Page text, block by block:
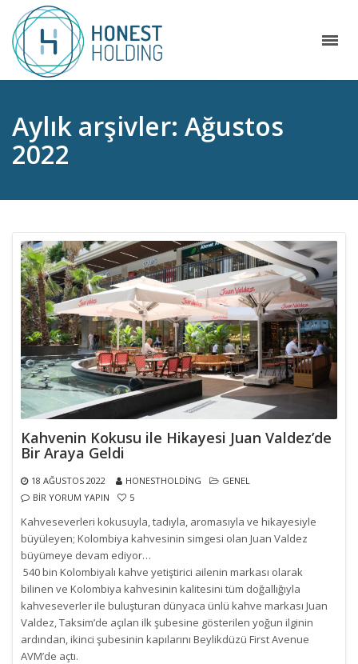
Aylık arşivler: Ağustos
2022
Kahvenin Kokusu ile Hikayesi Juan Valdez’de
Bir Araya Geldi
18 AĞUSTOS 2022 HONESTHOLDING
GENEL
BIR YORUM YAPIN
5
Kahveseverleri kokusuyla, tadıyla, aromasıyla ve hikayesiyle
büyüleyen; Kolombiya kahvesinin simgesi olan Juan Valdez
büyümeye devam ediyor…
540 bin Kolombiyalı kahve yetiştirici ailenin markası olarak
bilinen ve Kolombiya kahvesinin kalitesini tüm doğallığıyla
kahveseverler ile buluşturan dünyaca ünlü kahve markası Juan
Valdez, Taksim’de açılan ilk şubesine gösterilen yoğun ilginin
ardından, ikinci şubesinin kapılarını Beylikdüzü First Avenue
AVM’de açtı.